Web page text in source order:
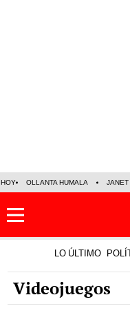
HOY OLLANTA HUMALA
LO ÚLTIMO
Videojuegos